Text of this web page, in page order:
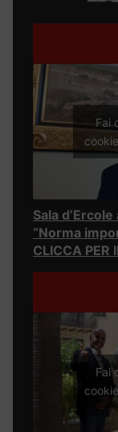
Fai
Sala
“Norma
CLICCA PER
Fai